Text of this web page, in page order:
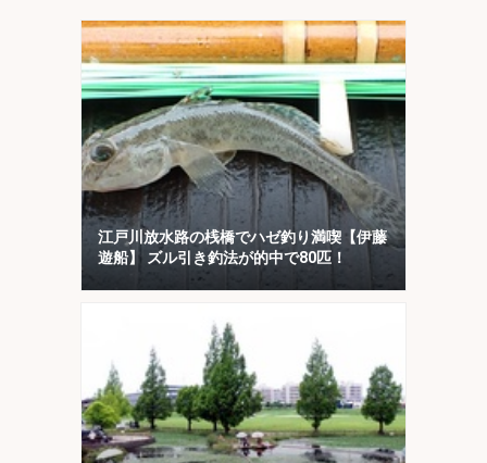
江戸川放水路の桟橋でハゼ釣り満喫【伊藤
遊船】 ズル引き釣法が的中で80匹！